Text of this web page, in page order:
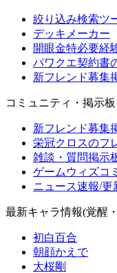
絞り込み検索ツ
デッキメーカー
開眼金特必要経
パワクエ契約書
新フレンド募集
コミュニティ・掲示
新フレンド募集
栄冠クロスのフ
雑談・質問掲示
ゲームウィズコ
ニュース速報/更
最新キャラ情報(覚醒
初白百合
朝顔かえで
大桜剛